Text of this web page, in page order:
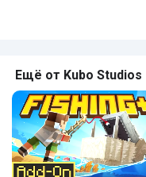
Ещё от Kubo Studios